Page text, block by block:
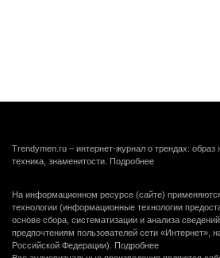
Trendymen.ru – интернет-журнал о трендах: образ
техника, знаменитости. Подробнее
На информационном ресурсе (сайте)
технологии (информационные технологии
основе сбора, систематизации и анализа
предпочтениям пользователей сети «Интернет»,
Российской Федерации). Подробнее